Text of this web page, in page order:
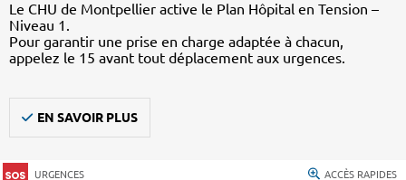
Le CHU de Montpellier active le Plan Hôpital en Tension –
Niveau 1.
Pour garantir une prise en charge adaptée à chacun,
appelez le 15 avant tout déplacement aux urgences.
EN SAVOIR PLUS
URGENCES ACCÈS RAPIDES